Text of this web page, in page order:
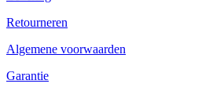
Retourneren
Algemene voorwaarden
Garantie